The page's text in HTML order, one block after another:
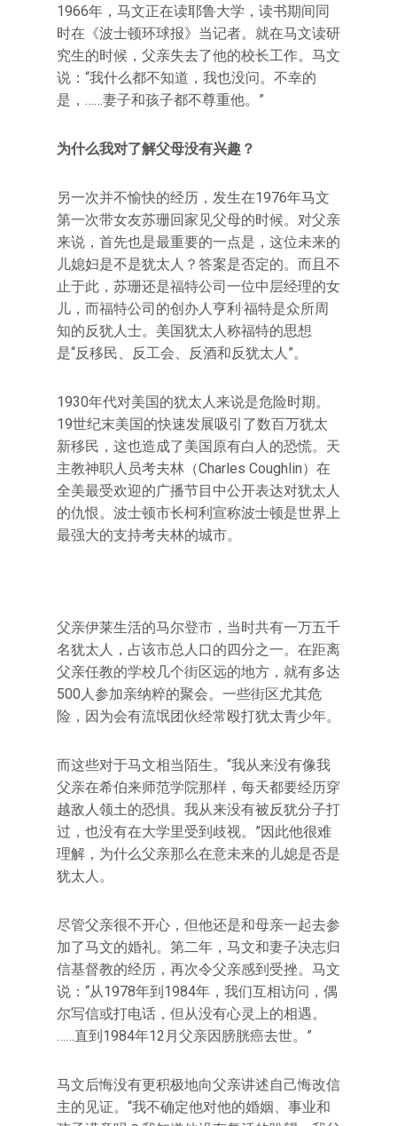
1966年，马文正在读耶鲁大学，读书期间同
时在《波士顿环球报》当记者。就在马文读研
究生的时候，父亲失去了他的校长工作。马文
说：“我什么都不知道，我也没问。不幸的
是，……妻子和孩子都不尊重他。”
为什么我对了解父母没有兴趣？
另一次并不愉快的经历，发生在1976年马文
第一次带女友苏珊回家见父母的时候。对父亲
来说，首先也是最重要的一点是，这位未来的
儿媳妇是不是犹太人？答案是否定的。而且不
止于此，苏珊还是福特公司一位中层经理的女
儿，而福特公司的创办人亨利·福特是众所周
知的反犹人士。美国犹太人称福特的思想
是“反移民、反工会、反酒和反犹太人”。
1930年代对美国的犹太人来说是危险时期。
19世纪末美国的快速发展吸引了数百万犹太
新移民，这也造成了美国原有白人的恐慌。天
主教神职人员考夫林（Charles Coughlin）在
全美最受欢迎的广播节目中公开表达对犹太人
的仇恨。波士顿市长柯利宣称波士顿是世界上
最强大的支持考夫林的城市。
父亲伊莱生活的马尔登市，当时共有一万五千
名犹太人，占该市总人口的四分之一。在距离
父亲任教的学校几个街区远的地方，就有多达
500人参加亲纳粹的聚会。一些街区尤其危
险，因为会有流氓团伙经常殴打犹太青少年。
而这些对于马文相当陌生。“我从来没有像我
父亲在希伯来师范学院那样，每天都要经历穿
越敌人领土的恐惧。我从来没有被反犹分子打
过，也没有在大学里受到歧视。”因此他很难
理解，为什么父亲那么在意未来的儿媳是否是
犹太人。
尽管父亲很不开心，但他还是和母亲一起去参
加了马文的婚礼。第二年，马文和妻子决志归
信基督教的经历，再次令父亲感到受挫。马文
说：“从1978年到1984年，我们互相访问，偶
尔写信或打电话，但从没有心灵上的相遇。
……直到1984年12月父亲因膀胱癌去世。”
马文后悔没有更积极地向父亲讲述自己悔改信
主的见证。“我不确定他对他的婚姻、事业和